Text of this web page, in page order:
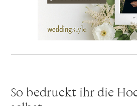
So bedruckt ihr die